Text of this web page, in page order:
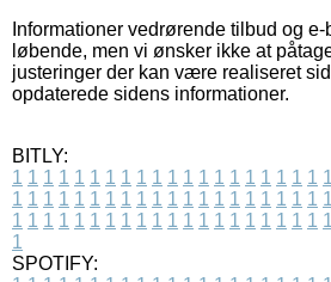
Informationer vedrørende tilbud og
løbende, men vi ønsker ikke at
justeringer der kan være realiseret
opdaterede sidens informationer.
BITLY:
1 1 1 1 1 1 1 1 1 1 1 1 1 1 1 1 1 1 1 1 1
1 1 1 1 1 1 1 1 1 1 1 1 1 1 1 1 1 1 1 1 1
1 1 1 1 1 1 1 1 1 1 1 1 1 1 1 1 1 1 1 1 1
1
SPOTIFY: